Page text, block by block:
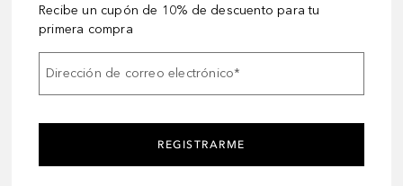
Recibe un cupón de 10% de descuento para tu
primera compra
Dirección de correo electrónico*
REGISTRARME